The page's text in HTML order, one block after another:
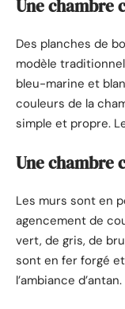
Une chambre
Des planches de
modèle
bleu-marine et
couleurs de la
simple et propre.
Une chambre
Les murs sont en
agencement de
vert, de gris, de
sont en fer forgé
l’ambiance d’antan.